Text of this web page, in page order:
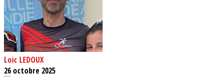
Loic LEDOUX
26 octobre 2025